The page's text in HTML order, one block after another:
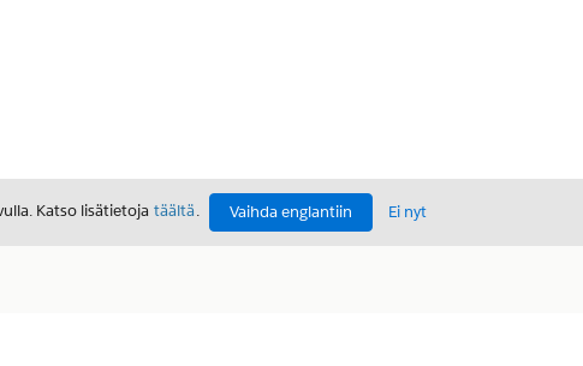
Katso lisätietoja täältä. Vaihda englantiin Ei nyt